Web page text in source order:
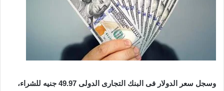
وسجل سعر الدولار فى البنك التجارى الدولى 49.97 جنيه للشراء،